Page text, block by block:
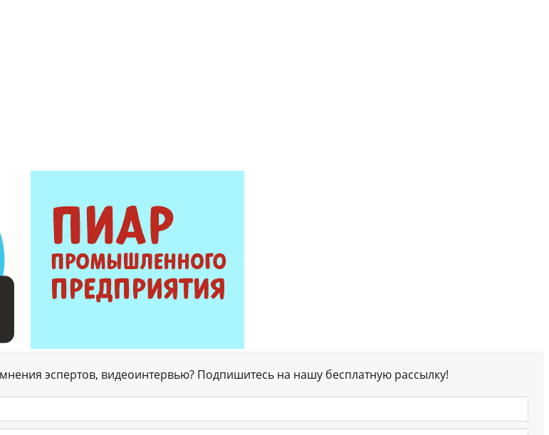
эспертов, видеоинтервью? Подпишитесь на нашу бесплатную рассылку!